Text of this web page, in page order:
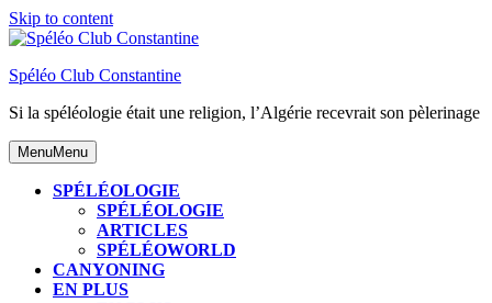
Skip to content
Spéléo Club Constantine
Si la spéléologie était une religion, l’Algérie recevrait son pèlerinage
MenuMenu
SPÉLÉOLOGIE
SPÉLÉOLOGIE
ARTICLES
SPÉLÉOWORLD
CANYONING
EN PLUS